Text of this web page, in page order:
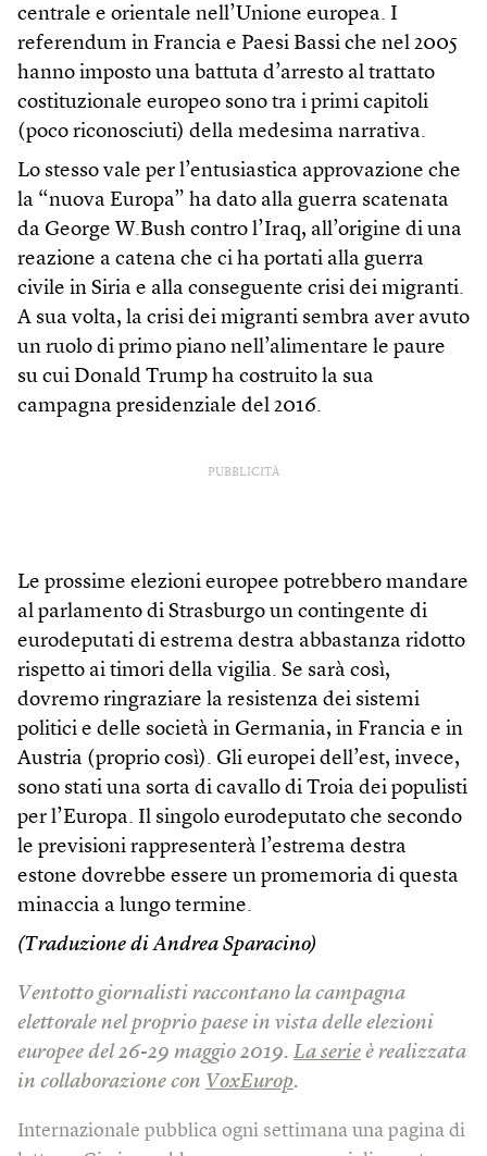
centrale e orientale nell’Unione europea. I
referendum in Francia e Paesi Bassi che nel 2005
hanno imposto una battuta d’arresto al trattato
costituzionale europeo sono tra i primi capitoli
(poco riconosciuti) della medesima narrativa.
Lo stesso vale per l’entusiastica approvazione che
la “nuova Europa” ha dato alla guerra scatenata
da George W.Bush contro l’Iraq, all’origine di una
reazione a catena che ci ha portati alla guerra
civile in Siria e alla conseguente crisi dei migranti.
A sua volta, la crisi dei migranti sembra aver avuto
un ruolo di primo piano nell’alimentare le paure
su cui Donald Trump ha costruito la sua
campagna presidenziale del 2016.
PUBBLICITÀ
Le prossime elezioni europee potrebbero mandare
al parlamento di Strasburgo un contingente di
eurodeputati di estrema destra abbastanza ridotto
rispetto ai timori della vigilia. Se sarà così,
dovremo ringraziare la resistenza dei sistemi
politici e delle società in Germania, in Francia e in
Austria (proprio così). Gli europei dell’est, invece,
sono stati una sorta di cavallo di Troia dei populisti
per l’Europa. Il singolo eurodeputato che secondo
le previsioni rappresenterà l’estrema destra
estone dovrebbe essere un promemoria di questa
minaccia a lungo termine.
(Traduzione di Andrea Sparacino)
Ventotto giornalisti raccontano la campagna
elettorale nel proprio paese in vista delle elezioni
europee del 26-29 maggio 2019. La serie è realizzata
in collaborazione con VoxEurop.
Internazionale pubblica ogni settimana una pagina di